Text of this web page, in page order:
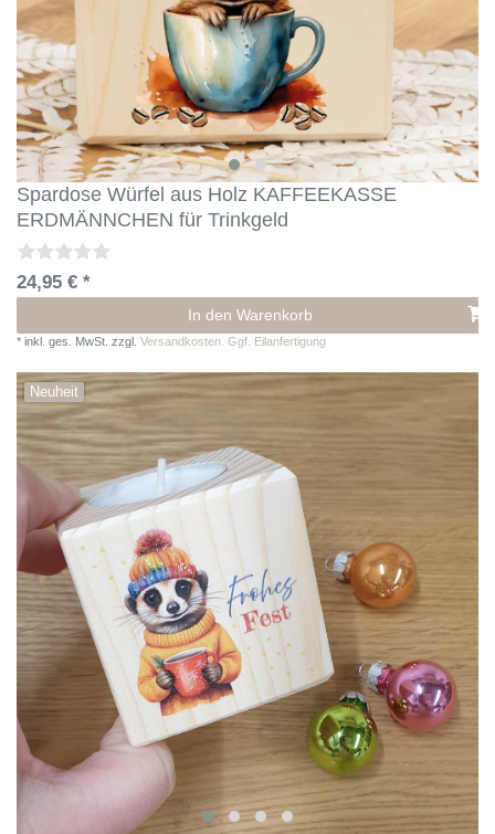
Spardose Würfel aus Holz KAFFEEKASSE
ERDMÄNNCHEN für Trinkgeld
24,95 € *
In den Warenkorb
* inkl. ges. MwSt. zzgl. Versandkosten. Ggf. Eilanfertigung
Neuheit